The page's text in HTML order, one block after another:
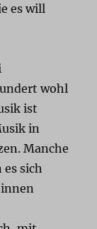
es will
wohl
ist
in
Manche
sich